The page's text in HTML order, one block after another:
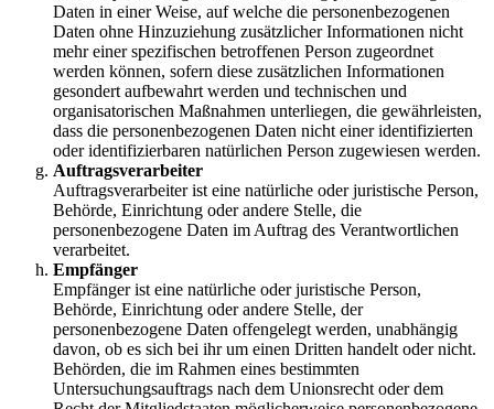
Daten in einer Weise, auf welche die personenbezogenen
Daten ohne Hinzuziehung zusätzlicher Informationen nicht
mehr einer spezifischen betroffenen Person zugeordnet
werden können, sofern diese zusätzlichen Informationen
gesondert aufbewahrt werden und technischen und
organisatorischen Maßnahmen unterliegen, die gewährleisten,
dass die personenbezogenen Daten nicht einer identifizierten
oder identifizierbaren natürlichen Person zugewiesen werden.
Auftragsverarbeiter
Auftragsverarbeiter ist eine natürliche oder juristische Person,
Behörde, Einrichtung oder andere Stelle, die
personenbezogene Daten im Auftrag des Verantwortlichen
verarbeitet.
Empfänger
Empfänger ist eine natürliche oder juristische Person,
Behörde, Einrichtung oder andere Stelle, der
personenbezogene Daten offengelegt werden, unabhängig
davon, ob es sich bei ihr um einen Dritten handelt oder nicht.
Behörden, die im Rahmen eines bestimmten
Untersuchungsauftrags nach dem Unionsrecht oder dem